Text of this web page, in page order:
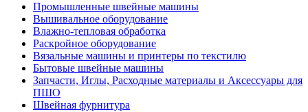
Промышленные швейные машины
Вышивальное оборудование
Влажно-тепловая обработка
Раскройное оборудование
Вязальные машины и принтеры по текстилю
Бытовые швейные машины
Запчасти, Иглы, Расходные материалы и Аксессуары для
ПШО
Швейная фурнитура